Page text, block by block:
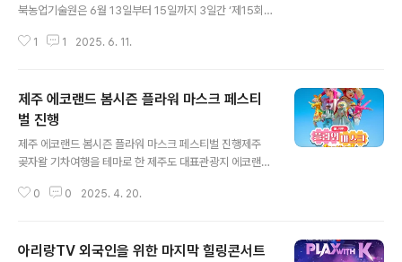
북농업기술원은 6월 13일부터 15일까지 3일간 ‘제15회
딧불이를 비롯한 다양한 곤충의 생태를 직접 보고 배우는
획되었다. 총 35개 프로그램이 마련되며, 주요 프로그램으
로는 △반딧불이 야간 체험 △곤충 생태관 △어린이 곤충
교실 △곤충 관련 기업 및 농가 전시·판매 부스 등이 운영
될 예정이다. 특히 올해는 새롭게 조성된 ‘반딧불이 체험
관’을 통해 야간 불빛 체험 규모가 대폭 확대되었다. 또한
관람객의 편의를 위해 네이버 플레이스를 통한 온라인 예
1 1 2025. 6. 11.
제주 에코랜드 봄시즌 플라워 마스크 페스티
벌 진행
제주 에코랜드 봄시즌 플라워 마스크 페스티벌 진행제주
곶자왈 기차여행을 테마로 한 제주도 대표관광지 에코랜드
(4월 18일부터 6월 29일까지 79일간). 플라워 마스크 페
를 공연한다. 퍼레이드와 동시에 무대공연도 진행하며, 동
0 0 2025. 4. 20.
아리랑TV 외국인을 위한 마지막 힐링콘서트